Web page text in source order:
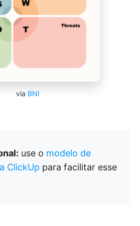
via BNI
use o modelo de
ClickUp para facilitar esse